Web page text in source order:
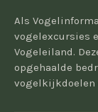
Als
vogelexcursies
Vogeleiland.
opgehaalde
vogelkijkdoelen